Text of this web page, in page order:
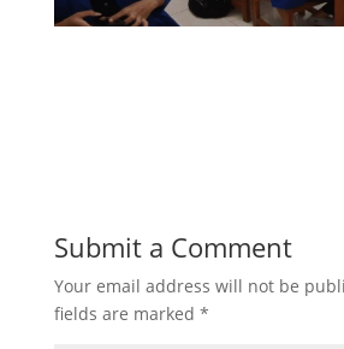
Submit a Comment
Your email address will not be
fields are marked *